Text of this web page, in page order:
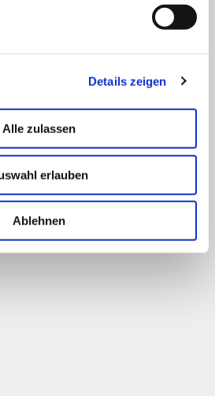
Details zeigen
Alle zulassen
erlauben
Ablehnen
und Lehrer an beruflichen Schulen in